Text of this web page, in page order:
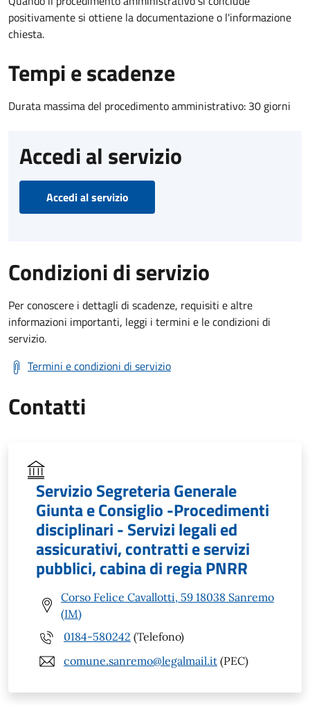
positivamente si ottiene la documentazione o l'informazione
chiesta.
Tempi e scadenze
Durata massima del procedimento amministrativo: 30 giorni
Accedi al servizio
Accedi al servizio
Condizioni di servizio
Per conoscere i dettagli di scadenze, requisiti e altre
informazioni importanti, leggi i termini e le condizioni di
servizio.
Termini e condizioni di servizio
Contatti
Servizio Segreteria Generale
Giunta e Consiglio -Procedimenti
disciplinari - Servizi legali ed
assicurativi, contratti e servizi
pubblici, cabina di regia PNRR
Corso Felice Cavallotti, 59 18038 Sanremo
(IM)
0184-580242 (Telefono)
comune.sanremo@legalmail.it (PEC)